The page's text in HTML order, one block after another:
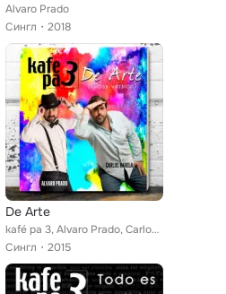
Alvaro Prado
Сингл
2018
De Arte
kafé pa 3, Alvaro Prado, Carlos Varela
Сингл
2015